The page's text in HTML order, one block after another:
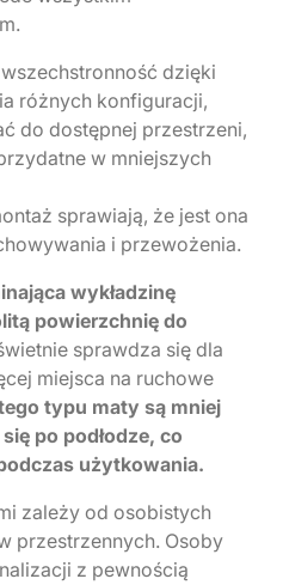
dzięki
różnych konfiguracji,
do dostępnej przestrzeni,
w mniejszych
sprawiają, że jest ona
i przewożenia.
wykładzinę
powierzchnię do
sprawdza się dla
miejsca na ruchowe
typu maty są mniej
po podłodze, co
użytkowania.
zależy od osobistych
przestrzennych. Osoby
z pewnością